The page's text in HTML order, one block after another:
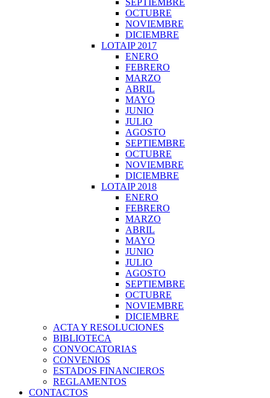
SEPTIEMBRE
OCTUBRE
NOVIEMBRE
DICIEMBRE
LOTAIP 2017
ENERO
FEBRERO
MARZO
ABRIL
MAYO
JUNIO
JULIO
AGOSTO
SEPTIEMBRE
OCTUBRE
NOVIEMBRE
DICIEMBRE
LOTAIP 2018
ENERO
FEBRERO
MARZO
ABRIL
MAYO
JUNIO
JULIO
AGOSTO
SEPTIEMBRE
OCTUBRE
NOVIEMBRE
DICIEMBRE
ACTA Y RESOLUCIONES
BIBLIOTECA
CONVOCATORIAS
CONVENIOS
ESTADOS FINANCIEROS
REGLAMENTOS
CONTACTOS